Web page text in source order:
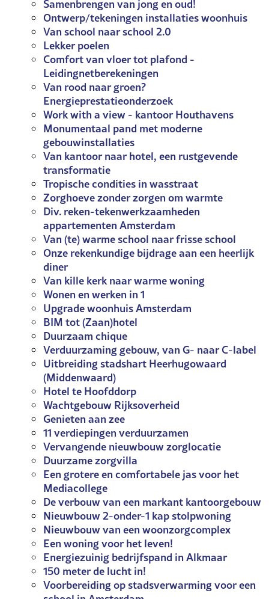
Samenbrengen van jong en oud!
Ontwerp/tekeningen installaties woonhuis
Van school naar school 2.0
Lekker poelen
Comfort van vloer tot plafond -
Leidingnetberekeningen
Van rood naar groen?
Energieprestatieonderzoek
Work with a view - kantoor Houthavens
Monumentaal pand met moderne
gebouwinstallaties
Van kantoor naar hotel, een rustgevende
transformatie
Tropische condities in wasstraat
Zorghoeve zonder zorgen om warmte
Div. reken-tekenwerkzaamheden
appartementen Amsterdam
Van (te) warme school naar frisse school
Onze rekenkundige bijdrage aan een heerlijk
diner
Van kille kerk naar warme woning
Wonen en werken in 1
Upgrade woonhuis Amsterdam
BIM tot (Zaan)hotel
Duurzaam chique
Verduurzaming gebouw, van G- naar C-label
Uitbreiding stadshart Heerhugowaard
(Middenwaard)
Hotel te Hoofddorp
Wachtgebouw Rijksoverheid
Genieten aan zee
11 verdiepingen verduurzamen
Vervangende nieuwbouw zorglocatie
Duurzame zorgvilla
Een grotere en comfortabele jas voor het
Mediacollege
De verbouw van een markant kantoorgebouw
Nieuwbouw 2-onder-1 kap stolpwoning
Nieuwbouw van een woonzorgcomplex
Een woning voor het leven!
Energiezuinig bedrijfspand in Alkmaar
150 meter de lucht in!
Voorbereiding op stadsverwarming voor een